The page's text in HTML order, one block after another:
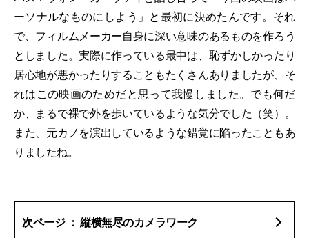
ーソナルなものにしよう」と最初に決めたんです。それ
で、フィルムメーカー自身に深い意味のあるものを作ろう
としました。実際に作っている最中は、恥ずかしかったり
居心地が悪かったりすることもたくさんありましたが、そ
れはこの映画のためだと思って我慢しました。でも何だ
か、まるで裸で外を歩いているような気分でした（笑）。
また、元カノを演出しているような錯覚に陥ったこともあ
りましたね。
縦横無尽のカメラワーク